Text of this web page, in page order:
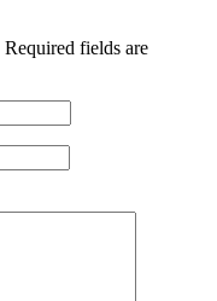
Required fields are